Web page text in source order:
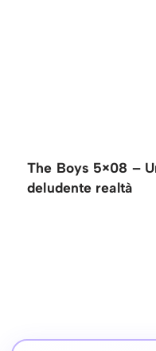
The Boys 5×08 –
deludente realtà